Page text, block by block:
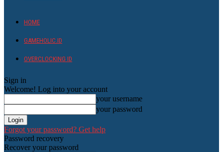
HOME
GAMEHOLIC.ID
OVERCLOCKING ID
Sign in
Welcome! Log into your account
your username
your password
Forgot your password? Get help
Password recovery
Recover your password